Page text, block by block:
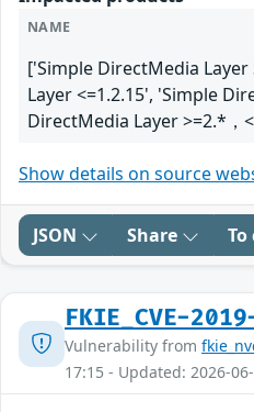
NAME
['Simple DirectMedia
Layer <=1.2.15', 'Simple
DirectMedia Layer >=2.*，
Show details on source
JSON Share
FKIE_CVE-
Vulnerability from
17:15 - Updated: 2026-